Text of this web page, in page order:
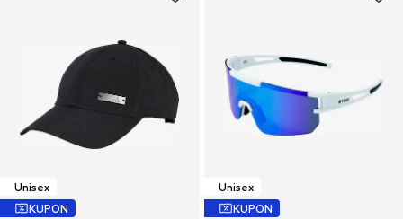
Unisex
KUPON
Unisex
KUPON